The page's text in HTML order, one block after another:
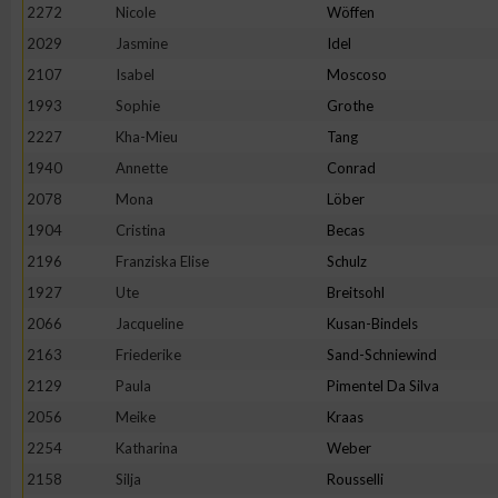
2272 Nicole
Wöffen
2029
Jasmine
Idel
2107
Isabel
Moscoso
1993
Sophie
Grothe
2227
Kha-Mieu
Tang
1940
Annette
Conrad
2078
Mona
Löber
1904
Cristina
Becas
2196
Franziska Elise
Schulz
1927
Ute
Breitsohl
2066
Jacqueline
Kusan-Bindels
2163
Friederike
Sand-Schniewind
2129
Paula
Pimentel Da Silva
2056
Meike
Kraas
2254
Katharina
Weber
2158
Silja Rousselli